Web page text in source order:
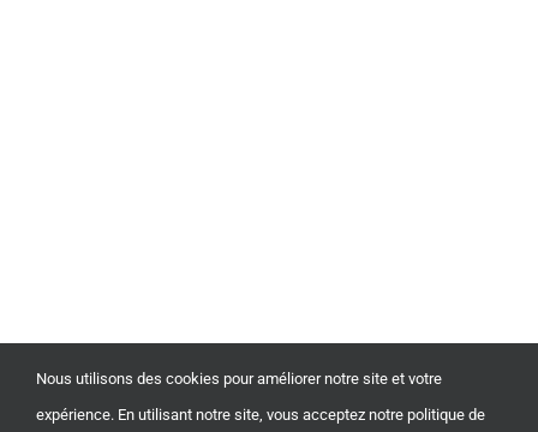
Nous utilisons des cookies pour améliorer notre site et votre
expérience. En utilisant notre site, vous acceptez notre politique de